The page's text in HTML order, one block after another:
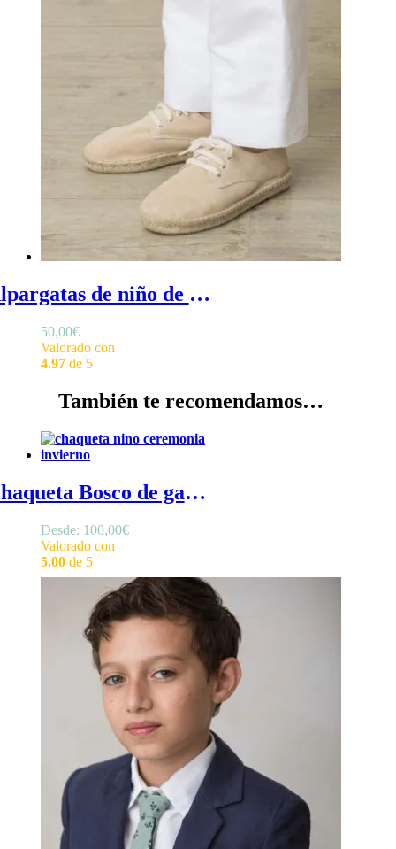
Alpargatas de niño de ante - Alpargatas de niño para ceremonia o comunión, esparteñas de ante beige con cordones
50,00€
Valorado con
4.97 de 5
También te recomendamos…
Chaqueta Bosco de gabardina - Chaqueta gabardina niño de estilo militar para ceremonias de entretiempo
Desde: 100,00€
Valorado con
5.00 de 5